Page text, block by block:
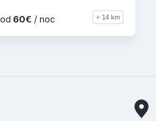
od 60€ / noc + 14 km